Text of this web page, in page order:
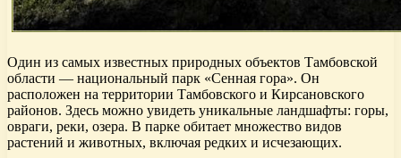
Один из самых известных природных объектов Тамбовской
области — национальный парк «Сенная гора». Он
расположен на территории Тамбовского и Кирсановского
районов. Здесь можно увидеть уникальные ландшафты: горы,
овраги, реки, озера. В парке обитает множество видов
растений и животных, включая редких и исчезающих.